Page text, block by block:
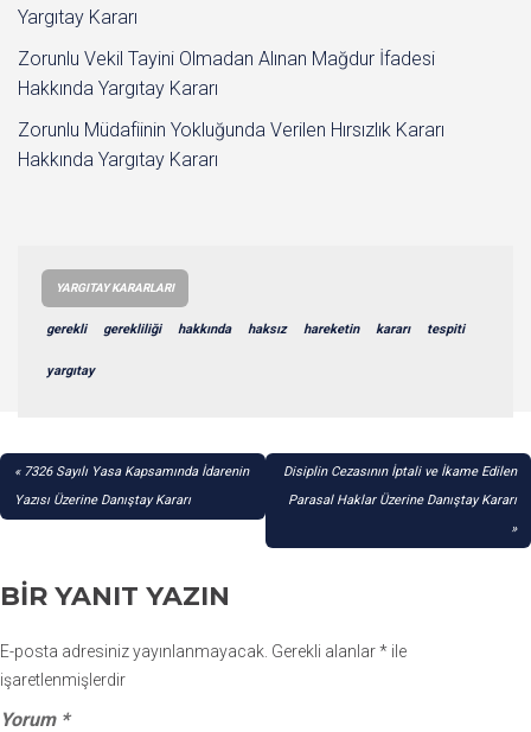
Yargıtay Kararı
Zorunlu Vekil Tayini Olmadan Alınan Mağdur İfadesi
Hakkında Yargıtay Kararı
Zorunlu Müdafiinin Yokluğunda Verilen Hırsızlık Kararı
Hakkında Yargıtay Kararı
YARGITAY KARARLARI
gerekli gerekliliği hakkında haksız hareketin kararı tespiti
yargıtay
YAZI
GEZINMESI
7326 Sayılı Yasa Kapsamında İdarenin
Yazısı Üzerine Danıştay Kararı
Disiplin Cezasının İptali ve İkame Edilen
Parasal Haklar Üzerine Danıştay Kararı
BIR YANIT YAZIN
E-posta adresiniz yayınlanmayacak. Gerekli alanlar* ile
işaretlenmişlerdir
Yorum *